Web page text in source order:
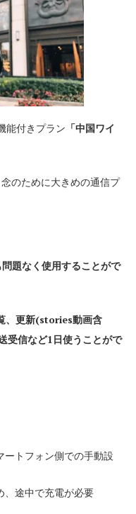
能付きプラン 「中国ワイ
のために大きめの通信プ
題なく使用することがで
、更新(stories動画含
受信など1日使うことがで
トフォン側での手動設
、途中で充電が必要